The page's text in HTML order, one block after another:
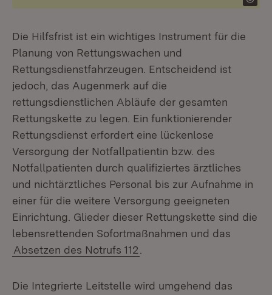
Die Hilfsfrist ist ein wichtiges Instrument für die
Planung von Rettungswachen und
Rettungsdienstfahrzeugen. Entscheidend ist
jedoch, das Augenmerk auf die
rettungsdienstlichen Abläufe der gesamten
Rettungskette zu legen. Ein funktionierender
Rettungsdienst erfordert eine lückenlose
Versorgung der Notfallpatientin bzw. des
Notfallpatienten durch qualifiziertes ärztliches
und nichtärztliches Personal bis zur Aufnahme in
einer für die weitere Versorgung geeigneten
Einrichtung. Glieder dieser Rettungskette sind die
lebensrettenden Sofortmaßnahmen und das
Absetzen des Notrufs 112
Die Integrierte Leitstelle wird umgehend das